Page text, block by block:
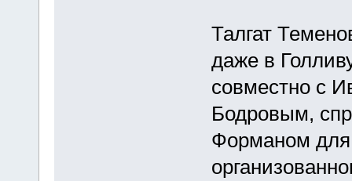
Талгат
даже в
совместно с
Бодровым,
Форманом для